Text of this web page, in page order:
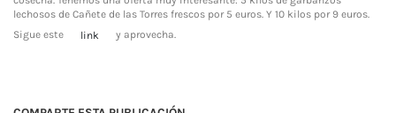
lechosos de Cañete de las Torres frescos por 5 euros. Y 10 kilos por 9 euros.
Sigue este
link y aprovecha.